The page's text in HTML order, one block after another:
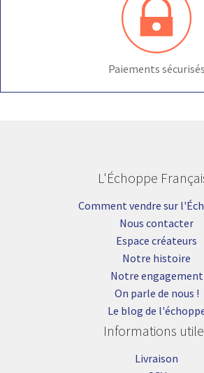
Paiements sécurisés
L'Échoppe
Comment vendre sur
Nous contacter
Espace créateurs
Notre histoire
Notre engagement
On parle de nous !
Le blog de
Informations
Livraison